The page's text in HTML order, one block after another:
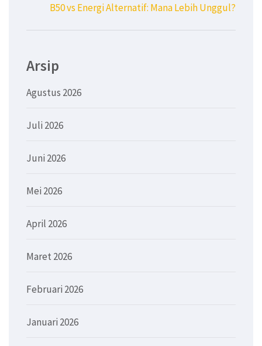
B50 vs Energi Alternatif: Mana Lebih Unggul?
Arsip
Agustus 2026
Juli 2026
Juni 2026
Mei 2026
April 2026
Maret 2026
Februari 2026
Januari 2026